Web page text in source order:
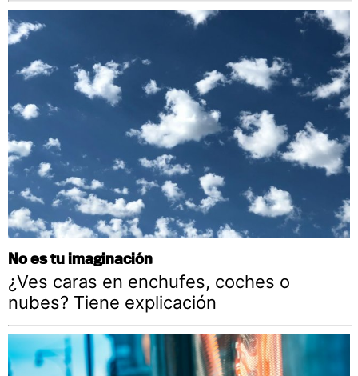
No es tu imaginación
¿Ves caras en enchufes, coches o
nubes? Tiene explicación